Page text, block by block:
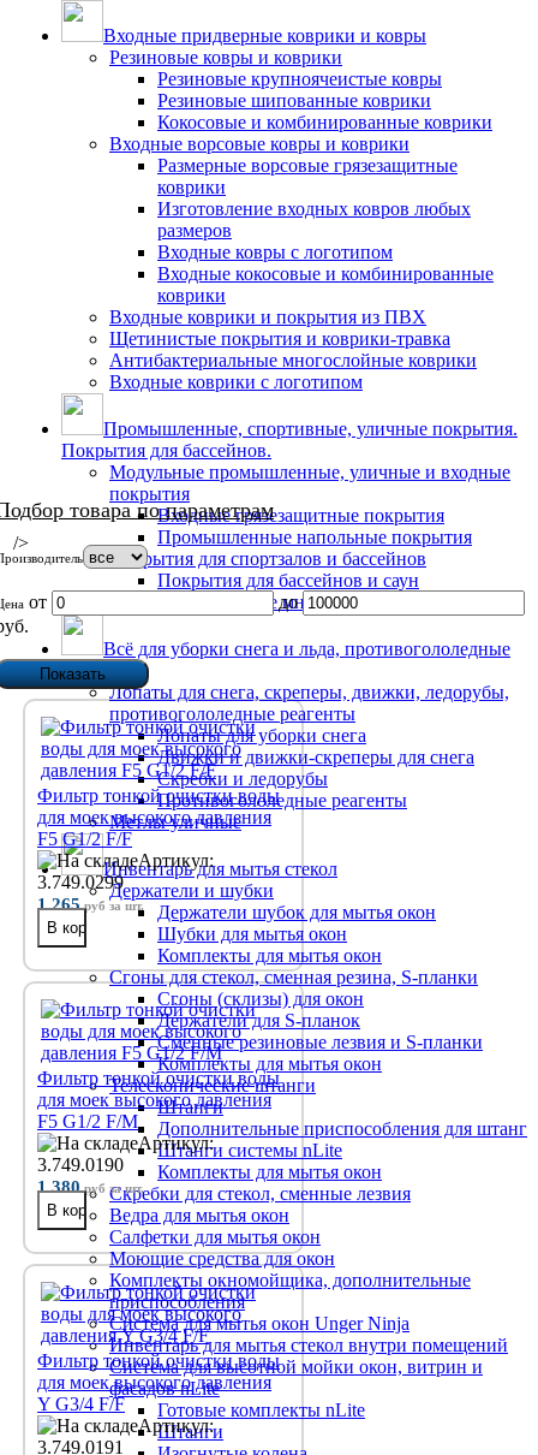
Входные придверные коврики и ковры
Резиновые ковры и коврики
Резиновые крупноячеистые ковры
Резиновые шипованные коврики
Кокосовые и комбинированные коврики
Входные ворсовые ковры и коврики
Размерные ворсовые грязезащитные
коврики
Изготовление входных ковров любых
размеров
Входные ковры с логотипом
Входные кокосовые и комбинированные
коврики
Входные коврики и покрытия из ПВХ
Щетинистые покрытия и коврики-травка
Антибактериальные многослойные коврики
Входные коврики с логотипом
Промышленные, спортивные, уличные покрытия.
Покрытия для бассейнов.
Модульные промышленные, уличные и входные
покрытия
Входные грязезащитные покрытия
Промышленные напольные покрытия
Покрытия для спортзалов и бассейнов
Покрытия для бассейнов и саун
Антибактериальные многослойные коврики
Всё для уборки снега и льда, противогололедные
реагенты
Лопаты для снега, скреперы, движки, ледорубы,
противогололедные реагенты
Лопаты для уборки снега
Движки и движки-скреперы для снега
Скребки и ледорубы
Противогололедные реагенты
Метлы уличные
Инвентарь для мытья стекол
Держатели и шубки
Держатели шубок для мытья окон
Шубки для мытья окон
Комплекты для мытья окон
Сгоны для стекол, сменная резина, S-планки
Сгоны (склизы) для окон
Держатели для S-планок
Сменные резиновые лезвия и S-планки
Комплекты для мытья окон
Телескопические штанги
Штанги
Дополнительные приспособления для штанг
Штанги системы nLite
Комплекты для мытья окон
Скребки для стекол, сменные лезвия
Ведра для мытья окон
Салфетки для мытья окон
Моющие средства для окон
Комплекты окномойщика, дополнительные
приспособления
Система для мытья окон Unger Ninja
Инвентарь для мытья стекол внутри помещений
Система для высотной мойки окон, витрин и
фасадов nLite
Готовые комплекты nLite
Штанги
/>
товара по параметрам
от
до
Фильтр тонкой очистки воды
для моек высокого давления
F5 G1/2 F/F
Артикул:
3.749.0299
1 265руб за шт.
Фильтр тонкой очистки воды
для моек высокого давления
F5 G1/2 F/M
Артикул:
3.749.0190
1 380руб за шт.
Фильтр тонкой очистки воды
для моек высокого давления
Y G3/4 F/F
Артикул:
3.749.0191